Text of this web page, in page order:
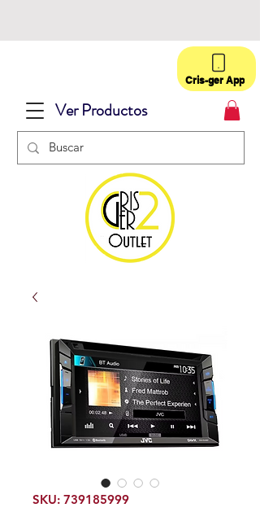
Ver Productos
Cris-ger App
SKU: 739185999